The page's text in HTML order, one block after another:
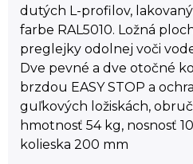
dutých L-profilov,
farbe RAL5010. Ložná
preglejky odolnej voči
Dve pevné a dve otočné
brzdou EASY STOP a
guľkových ložiskách,
hmotnosť 54 kg, nosnosť
kolieska 200 mm